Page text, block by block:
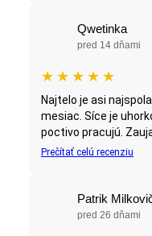
Qwetinka
pred 14 dňami
★ ★ ★ ★ ★
Najtelo je asi
mesiac. Síce je
poctivo pracujú.
Prečítať celú recenziu
Patrik
pred 26 dňami